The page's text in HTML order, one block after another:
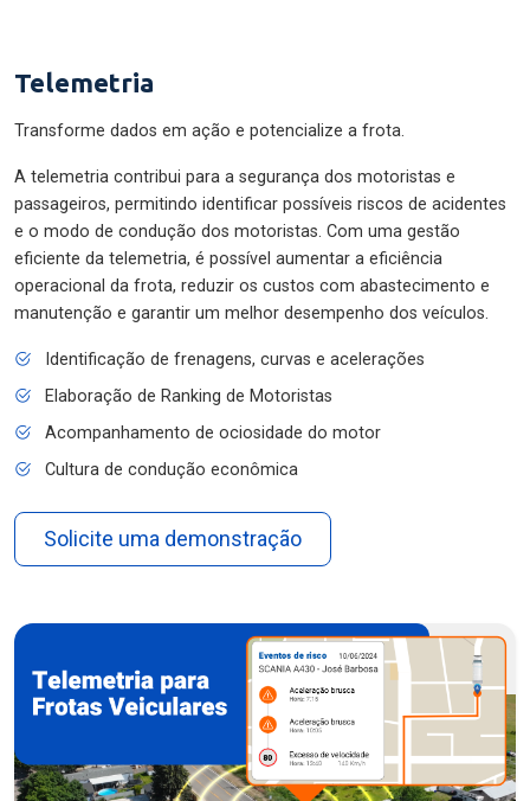
Telemetria
Transforme dados em ação e potencialize a frota.
A telemetria contribui para a segurança dos motoristas e
passageiros, permitindo identificar possíveis riscos de acidentes
e o modo de condução dos motoristas. Com uma gestão
eficiente da telemetria, é possível aumentar a eficiência
operacional da frota, reduzir os custos com abastecimento e
manutenção e garantir um melhor desempenho dos veículos.
Identificação de frenagens, curvas e acelerações
Elaboração de Ranking de Motoristas
Acompanhamento de ociosidade do motor
Cultura de condução econômica
Solicite uma demonstração